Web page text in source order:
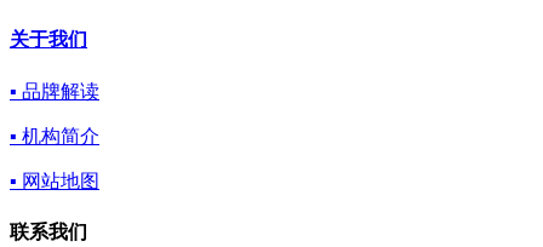
关于我们
▪ 品牌解读
▪ 机构简介
▪ 网站地图
联系我们